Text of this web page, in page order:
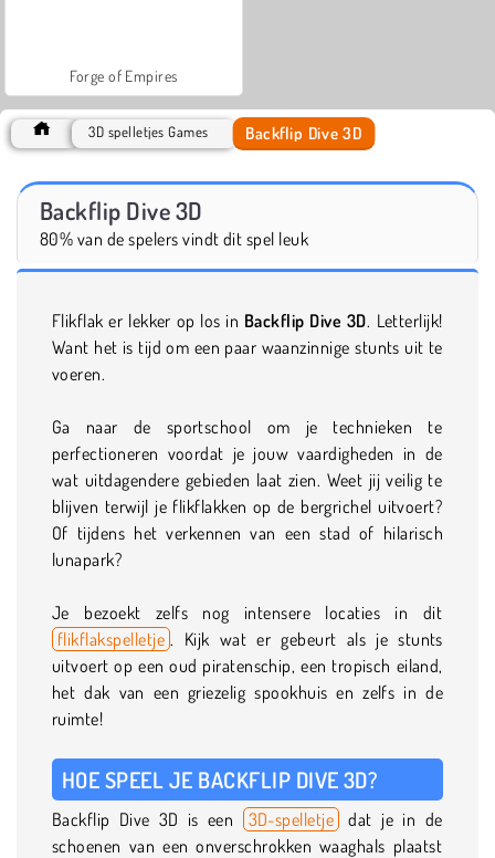
Forge of Empires
3D spelletjes Games Backflip Dive 3D
Backflip Dive 3D
80% van de spelers vindt dit spel leuk
Flikflak er lekker op los in Backflip Dive 3D. Letterlijk!
Want het is tijd om een paar waanzinnige stunts uit te
voeren.
Ga naar de sportschool om je technieken te
perfectioneren voordat je jouw vaardigheden in de
wat uitdagendere gebieden laat zien. Weet jij veilig te
blijven terwijl je flikflakken op de bergrichel uitvoert?
Of tijdens het verkennen van een stad of hilarisch
lunapark?
Je bezoekt zelfs nog intensere locaties in dit
flikflakspelletje . Kijk wat er gebeurt als je stunts
uitvoert op een oud piratenschip, een tropisch eiland,
het dak van een griezelig spookhuis en zelfs in de
ruimte!
HOE SPEEL JE BACKFLIP DIVE 3D?
Backflip Dive 3D is een 3D-spelletje
dat je in de
schoenen van een onverschrokken waaghals plaatst